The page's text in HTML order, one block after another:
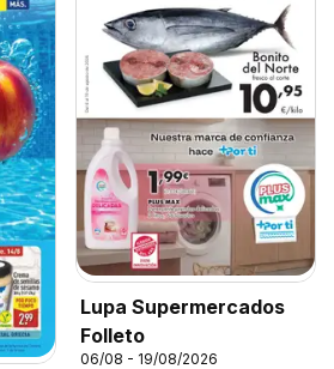
Lupa Supermercados
Folleto
06/08 - 19/08/2026